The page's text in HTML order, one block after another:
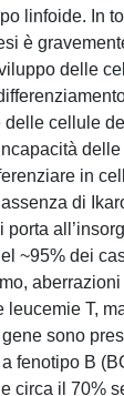
linfoide. In
è
delle
cellule
in
di
porta
~95% dei
leucemie T,
sono
fenotipo B
circa il 70%